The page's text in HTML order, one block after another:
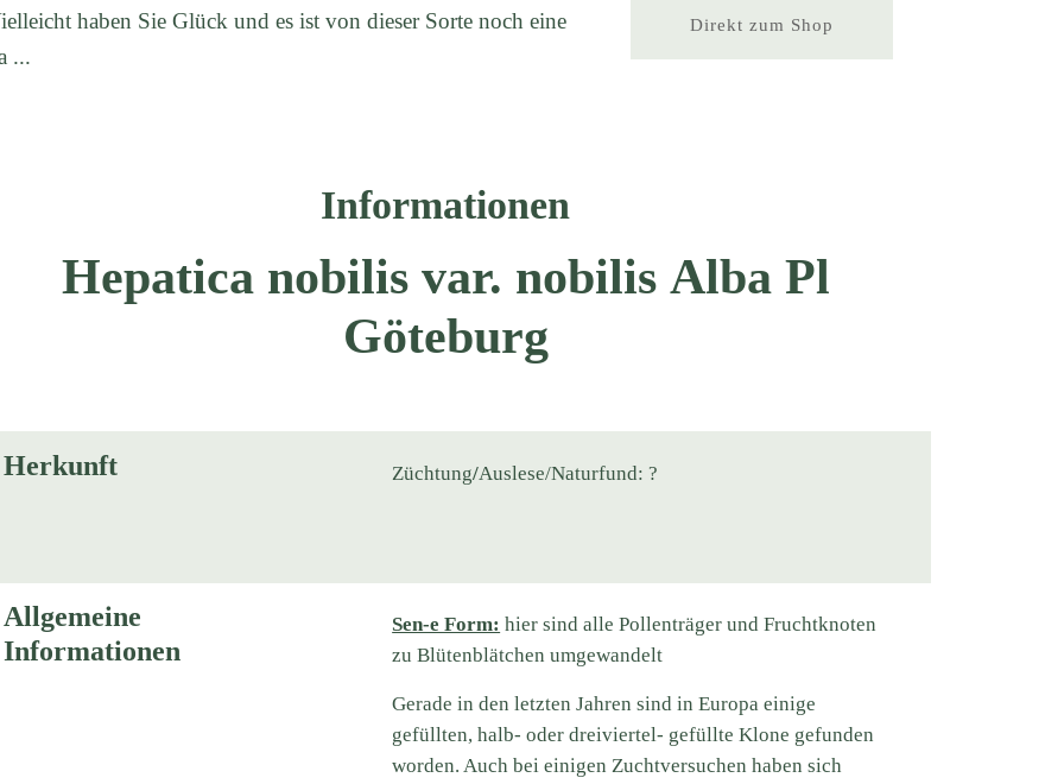
haben Sie Glück und es ist von dieser Sorte noch eine
...
Direkt zum Shop
Informationen
Hepatica nobilis var. nobilis Alba Pl
Göteburg
Herkunft Züchtung/Auslese/Naturfund: ?
Allgemeine
Informationen
Sen-e Form: hier sind alle Pollenträger und Fruchtknoten
zu Blütenblätchen umgewandelt
Gerade in den letzten Jahren sind in Europa einige
gefüllten, halb- oder dreiviertel- gefüllte Klone gefunden
worden. Auch bei einigen Zuchtversuchen haben sich